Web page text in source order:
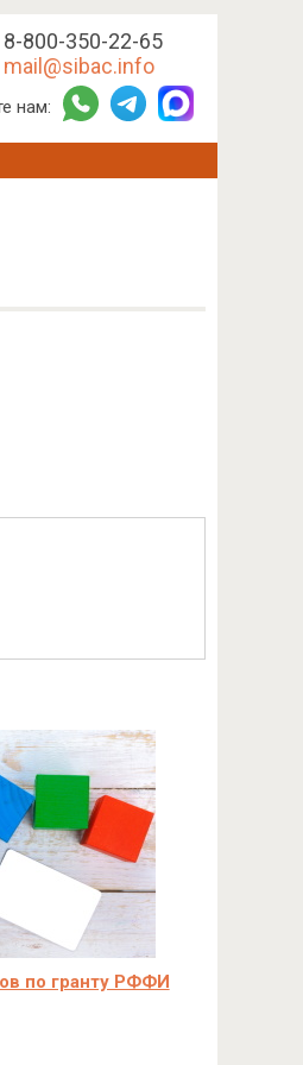
8-800-350-22-65
mail@sibac.info
нам:
по гранту РФФИ